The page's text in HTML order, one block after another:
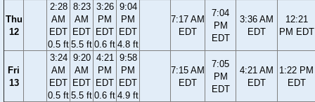
Thu
12
2:28
AM
EDT
0.5 ft
8:23
AM
EDT
5.5 ft
3:26
PM
EDT
0.6 ft
9:04
PM
EDT
4.8 ft
7:17 AM
EDT
7:04
PM
EDT
3:36 AM
EDT
12:21
PM EDT
Fri
13
3:24
AM
EDT
0.5 ft
9:20
AM
EDT
5.5 ft
4:21
PM
EDT
0.6 ft
9:58
PM
EDT
4.9 ft
7:15 AM
EDT
7:05
PM
EDT
4:21 AM
EDT
1:22 PM
EDT